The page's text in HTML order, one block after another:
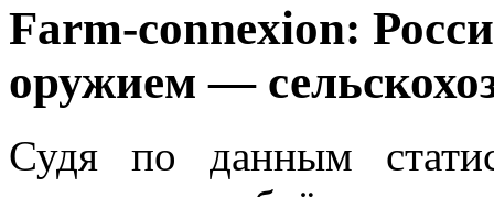
Farm-connexion:
оружием —
Судя по данным